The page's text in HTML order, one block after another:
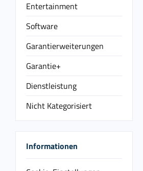
Entertainment
Software
Garantierweiterungen
Garantie+
Dienstleistung
Nicht Kategorisiert
Informationen